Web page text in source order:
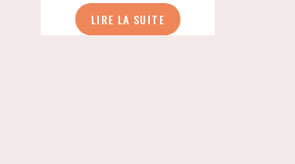
LIRE LA SUITE